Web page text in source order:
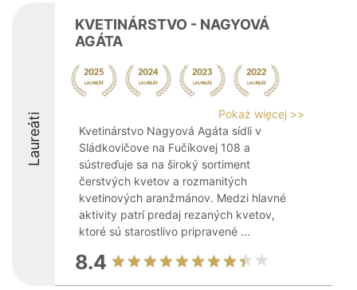
Laureáti
KVETINÁRSTVO - NAGYOVÁ
AGÁTA
Pokaż więcej >>
Kvetinárstvo Nagyová Agáta sídli v
Sládkovičove na Fučíkovej 108 a
sústreďuje sa na široký sortiment
čerstvých kvetov a rozmanitých
kvetinových aranžmánov. Medzi hlavné
aktivity patrí predaj rezaných kvetov,
ktoré sú starostlivo pripravené ...
8.4